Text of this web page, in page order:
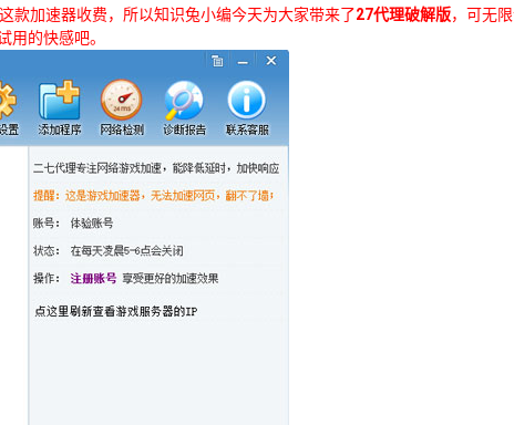
款加速器收费，所以知识兔小编今天为大家带来了27代理破解版，可无
用的快感吧。